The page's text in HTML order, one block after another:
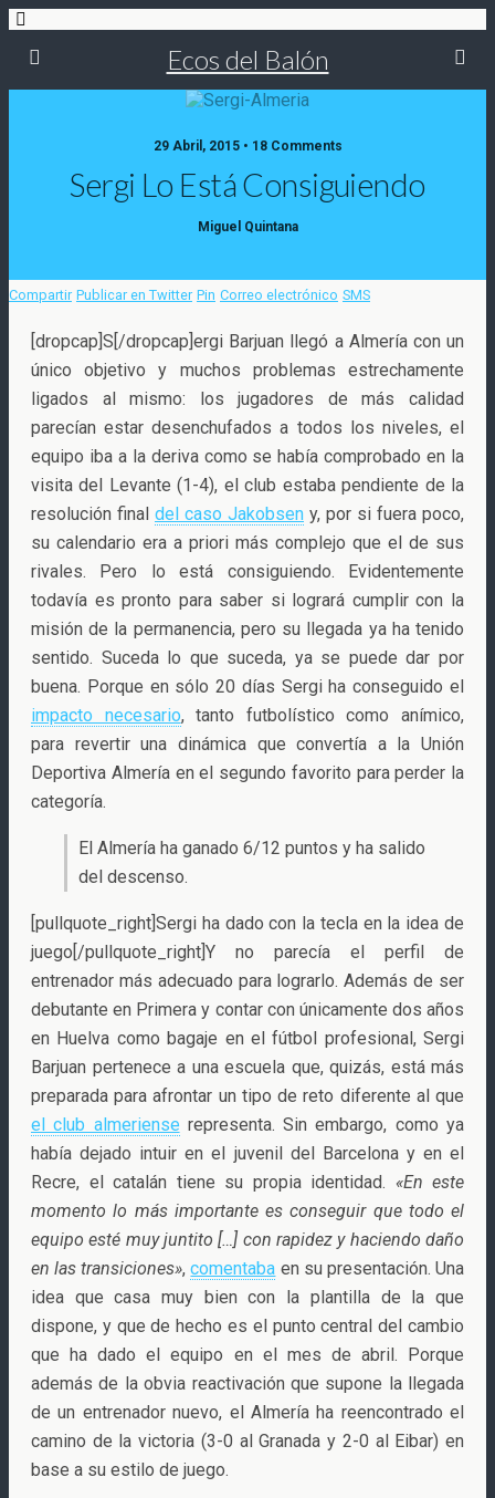
Ecos del Balón
29 Abril, 2015 • 18 Comments
Sergi Lo Está Consiguiendo
Miguel Quintana
Compartir Publicar en Twitter Pin Correo electrónico SMS
[dropcap]S[/dropcap]ergi Barjuan llegó a Almería con un
único objetivo y muchos problemas estrechamente
ligados al mismo: los jugadores de más calidad
parecían estar desenchufados a todos los niveles, el
equipo ibaa la deriva como se había comprobado en la
visita del Levante (1-4), el club estaba pendiente de la
resolución final del caso Jakobsen y, por si fuera poco,
su calendario era a priori más complejo que el de sus
rivales. Pero lo está consiguiendo. Evidentemente
todavía es pronto para saber si logrará cumplir con la
misión de la permanencia, pero su llegada ya ha tenido
sentido. Suceda lo que suceda, ya se puede dar por
buena. Porque en sólo 20 días Sergi ha conseguido el
impacto necesario, tanto futbolístico como anímico,
para revertir una dinámica que convertía a la Unión
Deportiva Almería en el segundo favorito para perder la
categoría.
El Almería ha ganado 6/12 puntos y ha salido
del descenso.
[pullquote_right]Sergi ha dado con la tecla en la idea de
juego[/pullquote_right]Y no parecía el perfil de
entrenador más adecuado para lograrlo. Además de ser
debutante en Primera y contar con únicamente dos años
en Huelva como bagaje en el fútbol profesional, Sergi
Barjuan pertenece a una escuela que, quizás, está más
preparada para afrontar un tipo de reto diferente al que
el club almeriense representa. Sin embargo, como ya
había dejado intuir en el juvenil del Barcelona y en el
Recre, el catalán tiene su propia identidad. «En este
momento lo más importante es conseguir que todo el
equipo esté muy juntito […] con rapidez y haciendo daño
en las transiciones»,comentaba en su presentación. Una
idea que casa muy bien con la plantilla de la que
dispone, y que de hecho es el punto central del cambio
que ha dado el equipo en el mes de abril. Porque
además de la obvia reactivación que supone la llegada
de un entrenador nuevo, el Almería ha reencontrado el
camino de la victoria (3-0 al Granada y 2-0 al Eibar) en
base a su estilo de juego.